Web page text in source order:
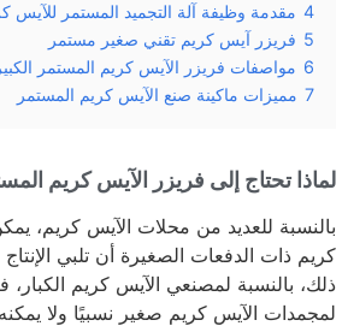
4 مقدمة وظيفة آلة التجميد المستمر للآيس
5 فريزر آيس كريم تقني صغير مستمر
6 مواصفات فريزر الآيس كريم المستمر الكبير
7 مميزات ماكينة صنع الآيس كريم المستمر
لماذا تحتاج إلى فريزر الآيس كريم
بالنسبة للعديد من محلات الآيس كريم،
كريم ذات الدفعات الصغيرة أن تلبي
ذلك، بالنسبة لمصنعي الآيس كريم الكبار،
لمجمدات الآيس كريم صغير نسبيًا ولا